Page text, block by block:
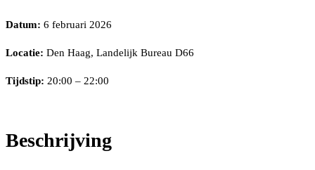
Datum: 6 februari 2026
Locatie: Den Haag, Landelijk Bureau D66
Tijdstip: 20:00 – 22:00
Beschrijving